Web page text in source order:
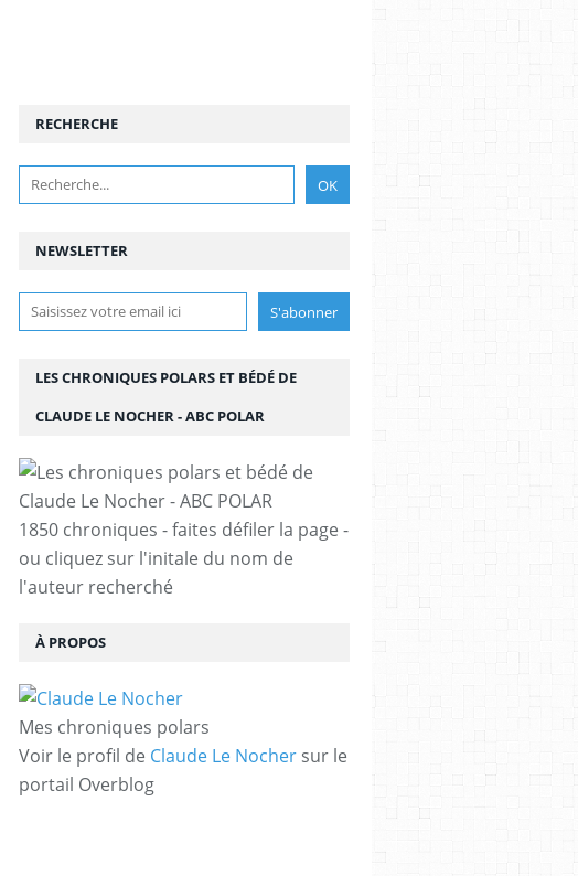
NEWSLETTER
RECHERCHE
LES CHRONIQUES POLARS ET BÉDÉ DE
CLAUDE LE NOCHER - ABC POLAR
1850 chroniques - faites défiler la page -
ou cliquez sur l'initale du nom de
l'auteur recherché
À PROPOS
Mes chroniques polars
Voir le profil de Claude Le Nocher sur le
portail Overblog